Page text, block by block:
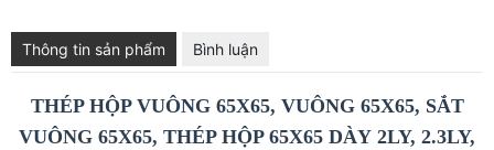
Thông tin sản phẩm Bình luận
THÉP HỘP VUÔNG 65X65, VUÔNG 65X65, SẮT
VUÔNG 65X65, THÉP HỘP 65X65 DÀY 2LY, 2.3LY,